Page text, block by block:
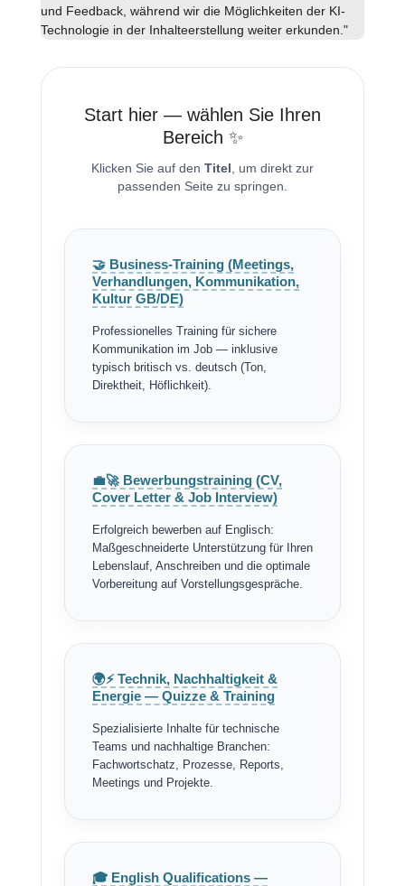
und Feedback, während wir die Möglichkeiten der KI-
Technologie in der Inhalteerstellung weiter erkunden."
Start hier — wählen Sie Ihren
Bereich ✨
Klicken Sie auf den Titel
, um direkt zur
passenden Seite zu springen.
🤝 Business-Training (Meetings,
Verhandlungen, Kommunikation,
Kultur GB/DE)
Professionelles Training für sichere
Kommunikation im Job — inklusive
typisch britisch vs. deutsch (Ton,
Direktheit, Höflichkeit).
💼🚀 Bewerbungstraining (CV,
Cover Letter & Job Interview)
Erfolgreich bewerben auf Englisch:
Maßgeschneiderte Unterstützung für Ihren
Lebenslauf, Anschreiben und die optimale
Vorbereitung auf Vorstellungsgespräche.
🌍⚡ Technik, Nachhaltigkeit &
Energie — Quizze & Training
Spezialisierte Inhalte für technische
Teams und nachhaltige Branchen:
Fachwortschatz, Prozesse, Reports,
Meetings und Projekte.
🎓 English Qualifications —